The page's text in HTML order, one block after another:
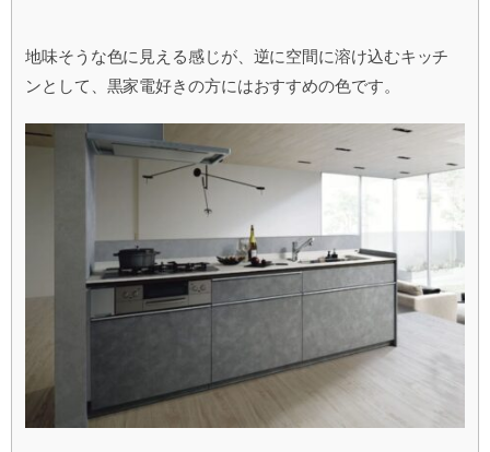
地味そうな色に見える感じが、逆に空間に溶け込むキッチ
ンとして、黒家電好きの方にはおすすめの色です。